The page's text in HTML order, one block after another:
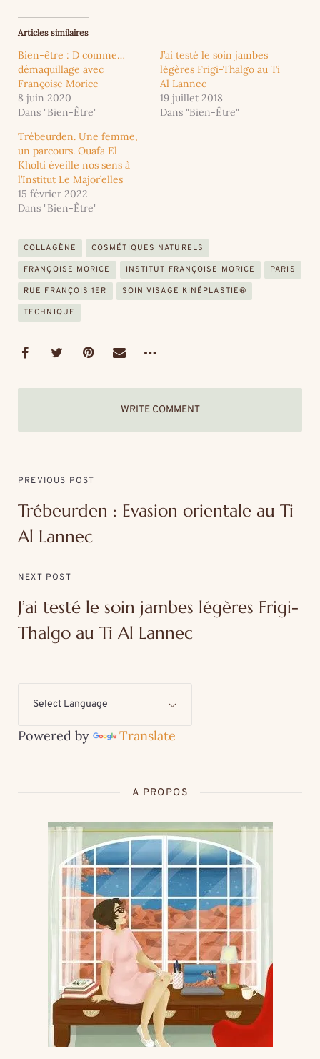
Articles similaires
Bien-être : D comme…
démaquillage avec
Françoise Morice
8 juin 2020
Dans "Bien-Être"
J’ai testé le soin jambes
légères Frigi-Thalgo au Ti
Al Lannec
19 juillet 2018
Dans "Bien-Être"
Trébeurden. Une femme,
un parcours. Ouafa El
Kholti éveille nos sens à
l’Institut Le Major’elles
15 février 2022
Dans "Bien-Être"
COLLAGÈNE COSMÉTIQUES NATURELS
FRANÇOISE MORICE INSTITUT FRANÇOISE MORICE PARIS
RUE FRANÇOIS 1ER SOIN VISAGE KINÉPLASTIE®
TECHNIQUE
WRITE COMMENT
PREVIOUS POST
Trébeurden : Evasion orientale au Ti
Al Lannec
NEXT POST
J’ai testé le soin jambes légères Frigi-
Thalgo au Ti Al Lannec
Powered by Translate
A PROPOS